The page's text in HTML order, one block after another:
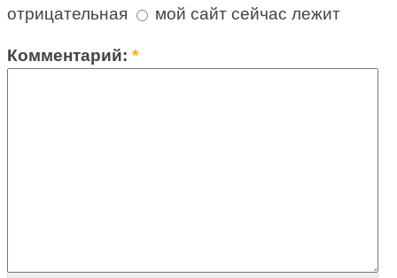
отрицательная
мой сайт сейчас лежит
Комментарий:*